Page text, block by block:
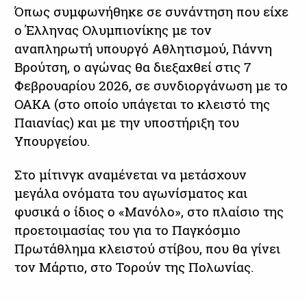
Όπως συμφωνήθηκε σε συνάντηση που είχε
ο Έλληνας Ολυμπιονίκης με τον
αναπληρωτή υπουργό Αθλητισμού, Γιάννη
Βρούτση, ο αγώνας θα διεξαχθεί στις 7
Φεβρουαρίου 2026, σε συνδιοργάνωση με το
ΟΑΚΑ (στο οποίο υπάγεται το κλειστό της
Παιανίας) και με την υποστήριξη του
Υπουργείου.
Στο μίτινγκ αναμένεται να μετάσχουν
μεγάλα ονόματα του αγωνίσματος και
φυσικά ο ίδιος ο «Μανόλο», στο πλαίσιο της
προετοιμασίας του για το Παγκόσμιο
Πρωτάθλημα κλειστού στίβου, που θα γίνει
τον Μάρτιο, στο Τορούν της Πολωνίας.